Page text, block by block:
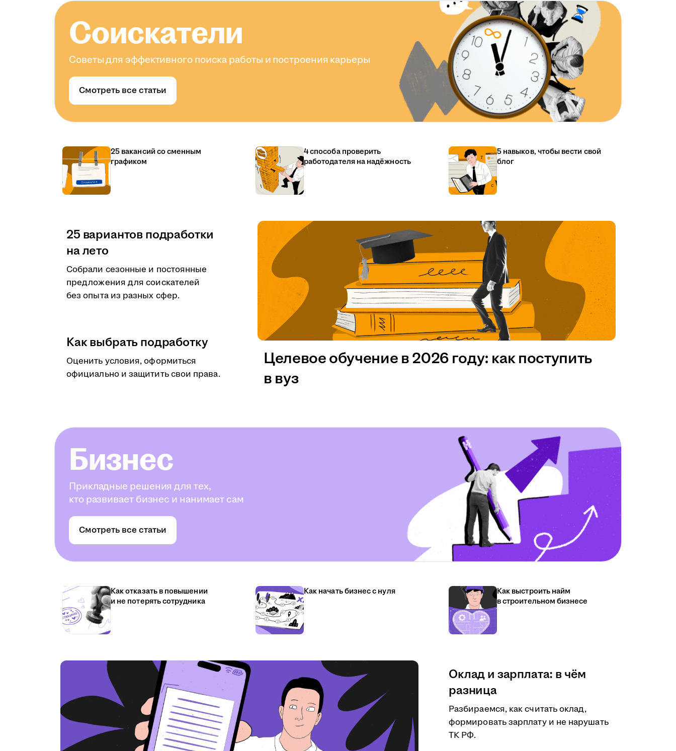
Соискатели
Советы для эффективного поиска работы и построения карьеры
Смотреть все статьи
25 вакансий со сменным
графиком
4 способа проверить
работодателя на надёжность
5 навыков, чтобы вести свой
блог
25 вариантов подработки
на лето
Собрали сезонные и постоянные
предложения для соискателей
без опыта из разных сфер.
Как выбрать подработку
Оценить условия, оформиться
официально и защитить свои права.
Целевое обучение в 2026 году: как поступить
в вуз
Бизнес
Прикладные решения для тех,
кто развивает бизнес и нанимает сам
Смотреть все статьи
Как отказать в повышении
и не потерять сотрудника
Как начать бизнес с нуля
Как выстроить найм
в строительном бизнесе
Оклад и зарплата: в чём
разница
Разбираемся, как считать оклад,
формировать зарплату и не нарушать
ТК РФ.